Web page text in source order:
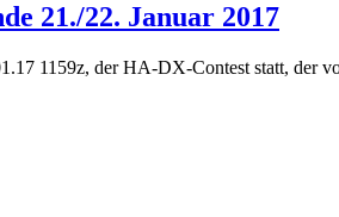
21./22. Januar 2017
1159z, der HA-DX-Contest statt, der